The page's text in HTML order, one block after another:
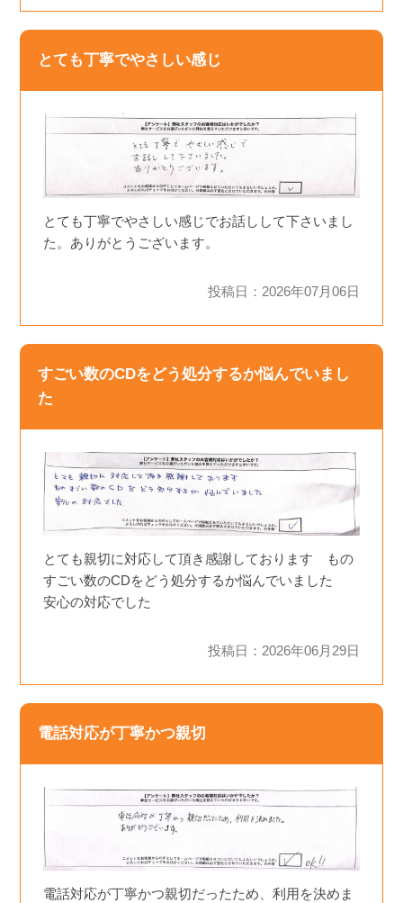
とても丁寧でやさしい感じ
とても丁寧でやさしい感じでお話しして下さいまし
た。ありがとうございます。
投稿日：2026年07月06日
すごい数のCDをどう処分するか悩んでいまし
た
とても親切に対応して頂き感謝しております もの
すごい数のCDをどう処分するか悩んでいました
安心の対応でした
投稿日：2026年06月29日
電話対応が丁寧かつ親切
電話対応が丁寧かつ親切だったため、利用を決めま